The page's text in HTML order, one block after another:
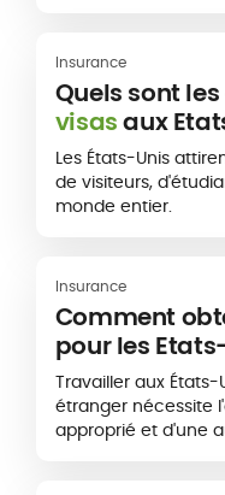
États-Unis !...
Insurance
Quels sont les
visasaux
Les États-Unis
de visiteurs,
monde entier.
Insurance
Comment
pour les
Travailler aux
étranger nécessite
approprié et d'une